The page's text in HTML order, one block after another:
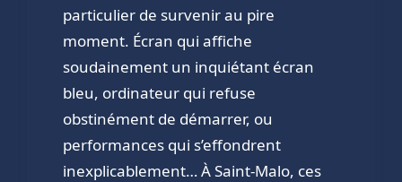
particulier de survenir au pire
moment. Écran qui affiche
soudainement un inquiétant écran
bleu, ordinateur qui refuse
obstinément de démarrer, ou
performances qui s’effondrent
inexplicablement… À Saint-Malo, ces